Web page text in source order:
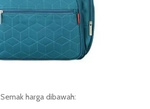
Semak harga dibawah: